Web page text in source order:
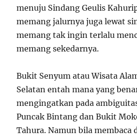
menuju Sindang Geulis
memang jalurnya juga lewat
memang tak ingin terlalu
memang sekedarnya.
Bukit Senyum atau Wisata
Selatan entah mana yang
mengingatkan pada
Puncak Bintang dan Bukit
Tahura. Namun bila membaca